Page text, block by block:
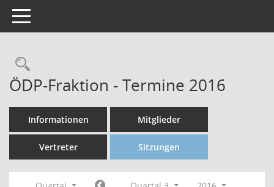
Toggle navigation
ÖDP-Fraktion - Termine 2016
Informationen Mitglieder
Vertreter Sitzungen